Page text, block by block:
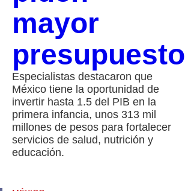
mayor
presupuesto
Especialistas destacaron que
México tiene la oportunidad de
invertir hasta 1.5 del PIB en la
primera infancia, unos 313 mil
millones de pesos para fortalecer
servicios de salud, nutrición y
educación.